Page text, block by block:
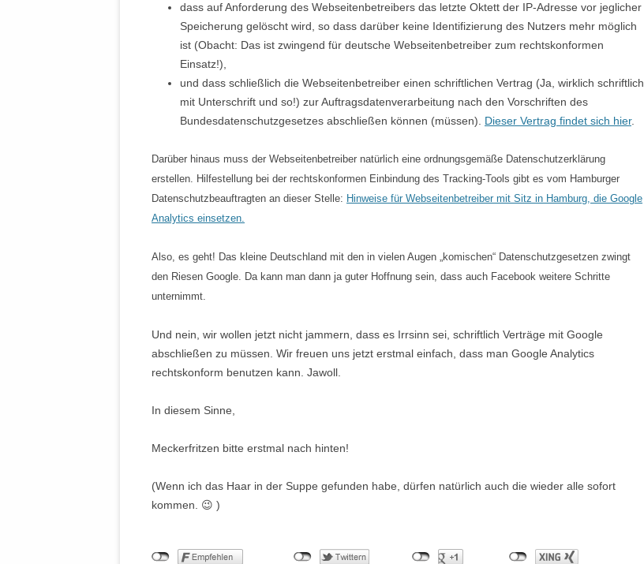
dass auf Anforderung des Webseitenbetreibers das letzte Oktett der IP-Adresse vor jeglicher
Speicherung gelöscht wird, so dass darüber keine Identifizierung des Nutzers mehr möglich
ist (Obacht: Das ist zwingend für deutsche Webseitenbetreiber zum rechtskonformen
Einsatz!),
und dass schließlich die Webseitenbetreiber einen schriftlichen Vertrag (Ja, wirklich schriftlich
mit Unterschrift und so!) zur Auftragsdatenverarbeitung nach den Vorschriften des
Bundesdatenschutzgesetzes abschließen können (müssen). Dieser Vertrag findet sich hier.
Darüber hinaus muss der Webseitenbetreiber natürlich eine ordnungsgemäße Datenschutzerklärung
erstellen. Hilfestellung bei der rechtskonformen Einbindung des Tracking-Tools gibt es vom Hamburger
Datenschutzbeauftragten an dieser Stelle: Hinweise für Webseitenbetreiber mit Sitz in Hamburg, die Google
Analytics einsetzen.
Also, es geht! Das kleine Deutschland mit den in vielen Augen „komischen“ Datenschutzgesetzen zwingt
den Riesen Google. Da kann man dann ja guter Hoffnung sein, dass auch Facebook weitere Schritte
unternimmt.
Und nein, wir wollen jetzt nicht jammern, dass es Irrsinn sei, schriftlich Verträge mit Google
abschließen zu müssen. Wir freuen uns jetzt erstmal einfach, dass man Google Analytics
rechtskonform benutzen kann. Jawoll.
In diesem Sinne,
Meckerfritzen bitte erstmal nach hinten!
(Wenn ich das Haar in der Suppe gefunden habe, dürfen natürlich auch die wieder alle sofort
kommen. 😉 )